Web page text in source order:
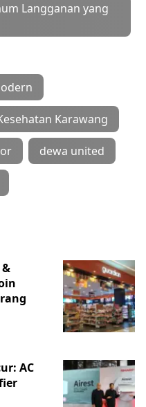
Langganan yang
Karawang
dewa united
AC